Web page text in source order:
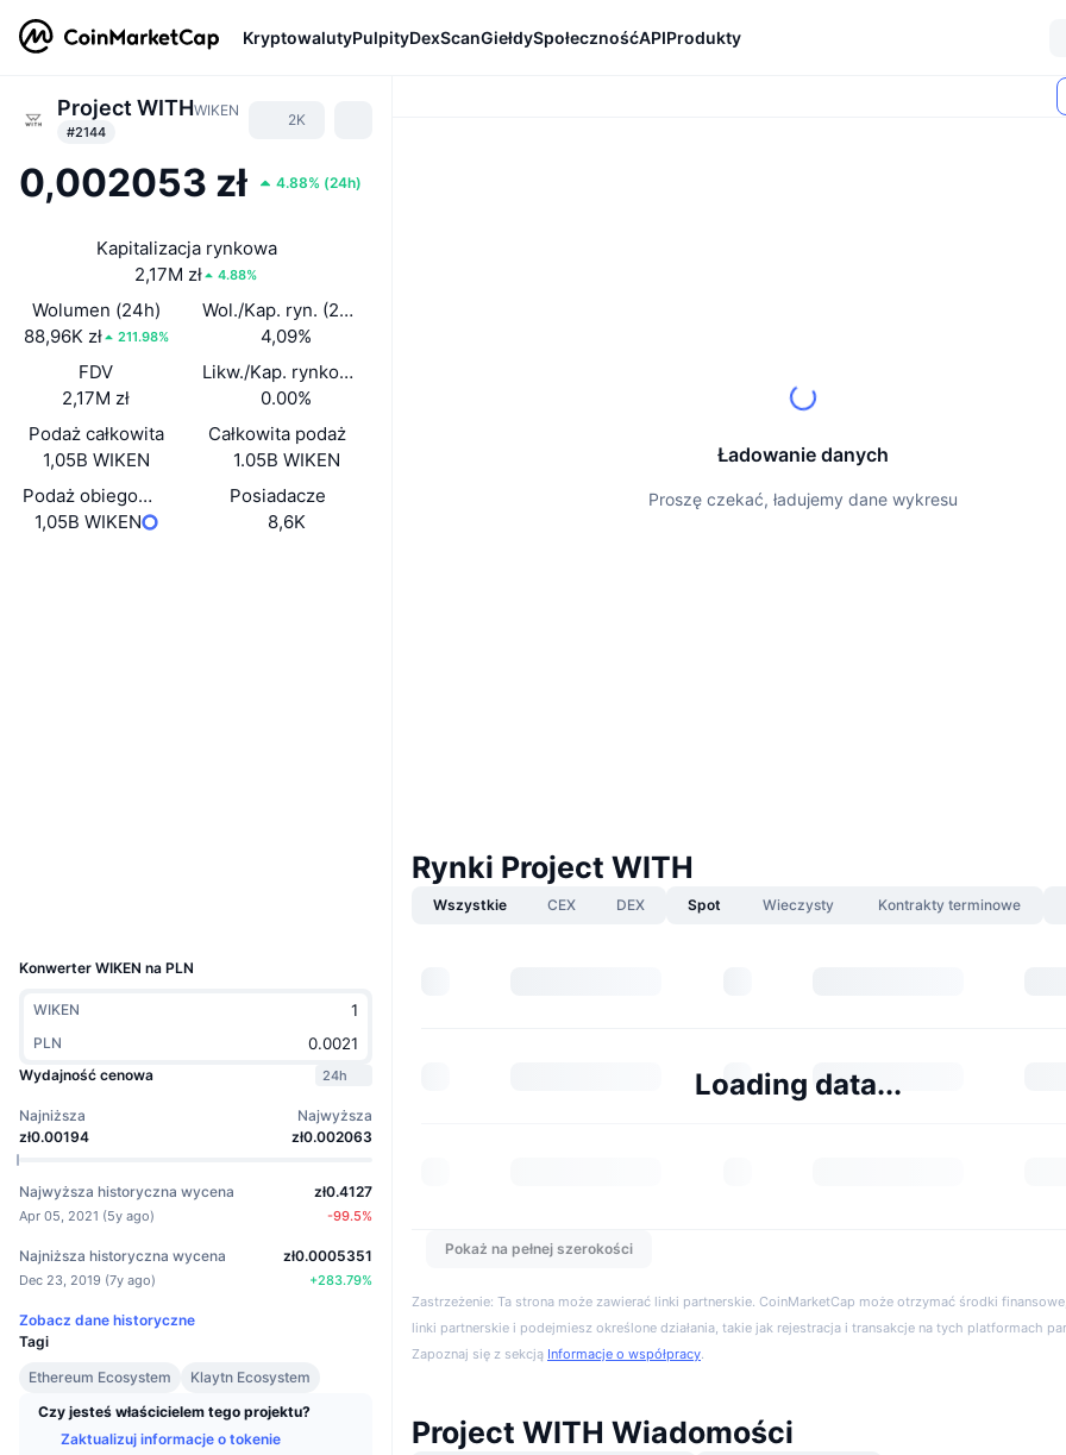
KryptowalutyPulpityDexScanGiełdySpołecznośćAPIProdukty
Project WITHWIKEN
#2144
2K
0,002053 zł 4.88% (24h)
Kapitalizacja rynkowa
2,17M zł
4.88%
Wolumen (24h)
88,96K zł
211.98%
Wol./Kap. ryn. (24 h)
4,09%
FDV
2,17M zł
Likw./Kap. rynkowa
0.00%
Podaż całkowita
1,05B WIKEN
Całkowita podaż
1.05B WIKEN
Podaż obiegowa
1,05B WIKEN
Posiadacze
8,6K
Konwerter WIKEN na PLN
WIKEN
PLN
Wydajność cenowa
24h
Najniższa
zł0.00194
Najwyższa
zł0.002063
Najwyższa historyczna wycena
Apr 05, 2021 (5y ago)
zł0.4127
-99.5%
Najniższa historyczna wycena
Dec 23, 2019 (7y ago)
zł0.0005351
+283.79%
Zobacz dane historyczne
Tagi
Ethereum Ecosystem
Klaytn Ecosystem
Czy jesteś właścicielem tego projektu?
Zaktualizuj informacje o tokenie
Ładowanie danych
Proszę czekać, ładujemy dane wykresu
Rynki Project WITH
Wszystkie CEX DEX Spot Wieczysty Kontrakty terminowe
Loading data...
Pokaż na pełnej szerokości
Zastrzeżenie: Ta strona może zawierać linki partnerskie. CoinMarketCap może otrzymać środki
linki partnerskie i podejmiesz określone działania, takie jak rejestracja i transakcje na tych platformach
Zapoznaj się z sekcją Informacje o współpracy.
Project WITH Wiadomości